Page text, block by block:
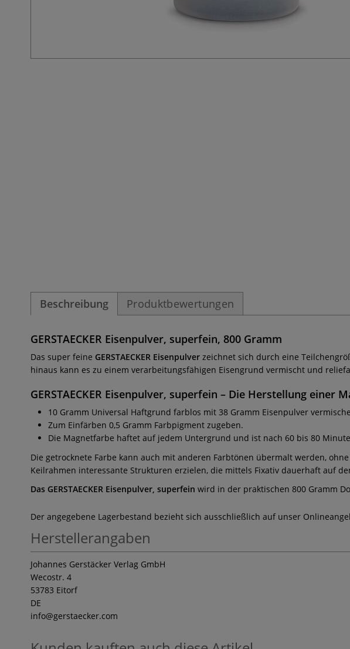
Beschreibung Produktbewertungen
GERSTAECKER Eisenpulver, superfein, 800 Gramm
Das super feine GERSTAECKER Eisenpulver zeichnet sich durch eine
hinaus kann es zu einem verarbeitungsfähigen Eisengrund vermischt und
GERSTAECKER Eisenpulver, superfein – Die Herstellung einer
10 Gramm Universal Haftgrund farblos mit 38 Gramm Eisenpulver
Zum Einfärben 0,5 Gramm Farbpigment zugeben.
Die Magnetfarbe haftet auf jedem Untergrund und ist nach 60 bis 80
Die getrocknete Farbe kann auch mit anderen Farbtönen übermalt werden,
Keilrahmen interessante Strukturen erzielen, die mittels Fixativ dauerhaft auf
Das GERSTAECKER Eisenpulver, superfein wird in der praktischen 800 Gramm
Der angegebene Lagerbestand bezieht sich ausschließlich auf unser
Herstellerangaben
Johannes Gerstäcker Verlag GmbH
Wecostr. 4
53783 Eitorf
DE
info@gerstaecker.com